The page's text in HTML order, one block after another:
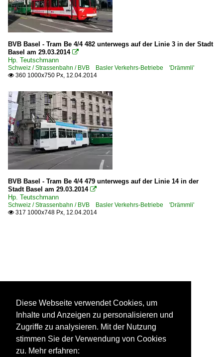
BVB Basel - Tram Be 4/4 482 unterwegs auf der Linie 3 in der Stadt
Basel am 29.03.2014 
Hp. Teutschmann
Schweiz / Strassenbahn / BVB Basler Verkehrs-Betriebe 'Drämmli'
 360 1000x750 Px, 12.04.2014
BVB Basel - Tram Be 4/4 479 unterwegs auf der Linie 14 in der
Stadt Basel am 29.03.2014 
Hp. Teutschmann
Schweiz / Strassenbahn / BVB Basler Verkehrs-Betriebe 'Drämmli'
 317 1000x748 Px, 12.04.2014
Diese Webseite verwendet Cookies, um
Inhalte und Anzeigen zu personalisieren und
Zugriffe zu analysieren. Mit der Nutzung
stimmen Sie der Verwendung von Cookies
zu. Mehr erfahren: